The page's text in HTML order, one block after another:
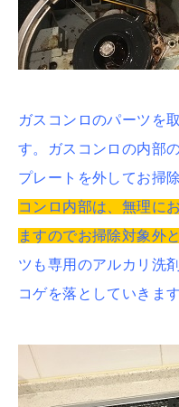
ガスコンロのパーツを
す。ガスコンロの内部
プレートを外してお掃
コンロ内部は、無理に
ますのでお掃除対象外
ツも専用のアルカリ洗
コゲを落としていきます